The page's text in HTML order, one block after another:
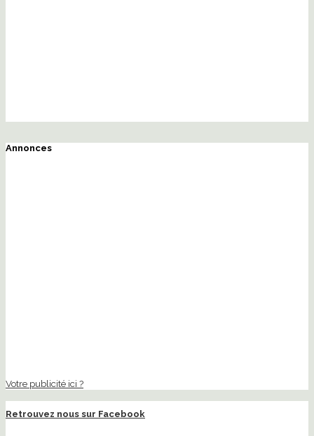
Annonces
Votre publicité ici ?
Retrouvez nous sur Facebook